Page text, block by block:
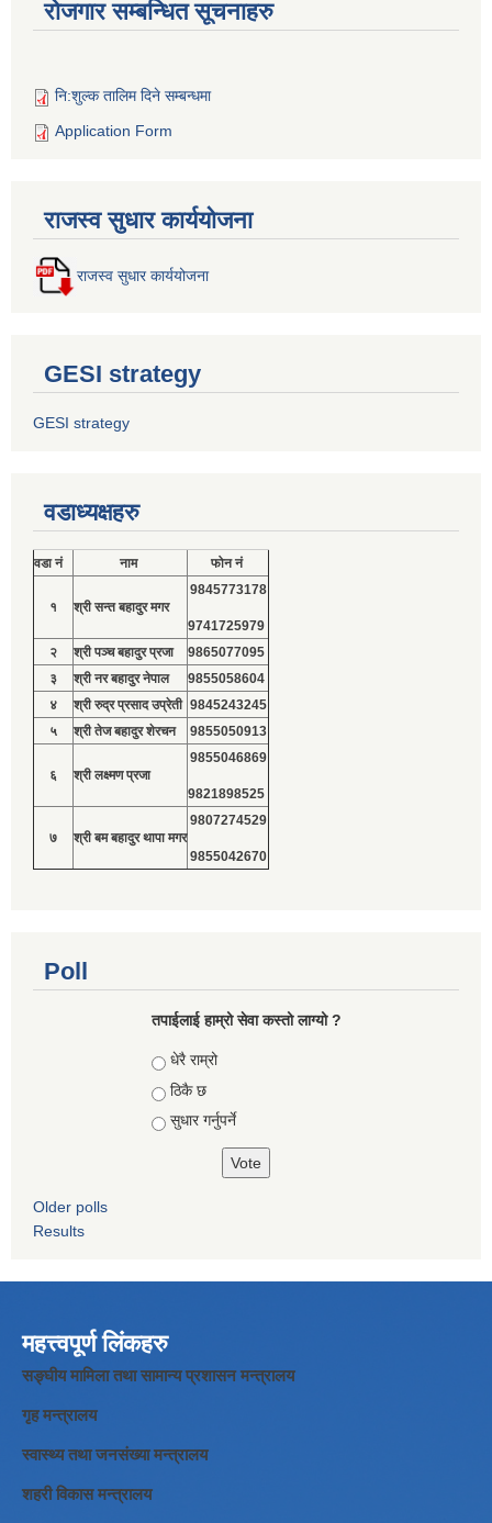
रोजगार सम्बन्धित सूचनाहरु
नि:शुल्क तालिम दिने सम्बन्धमा
Application Form
राजस्व सुधार कार्ययोजना
राजस्व सुधार कार्ययोजना
GESI strategy
GESI strategy
वडाध्यक्षहरु
वडा नं नाम फोन नं
१ श्री सन्त बहादुर मगर
9845773178
9741725979
२
श्री पञ्च बहादुर प्रजा
9865077095
३
श्री नर बहादुर नेपाल
9855058604
४
श्री रुद्र प्रसाद उप्रेती 9845243245
५
श्री तेज बहादुर शेरचन 9855050913
६ श्री लक्ष्मण प्रजा
9855046869
9821898525
७ श्री बम बहादुर थापा मगर
9807274529
9855042670
Poll
तपाईलाई हाम्रो सेवा कस्तो लाग्यो ?
Choices
धेरै राम्रो
ठिकै छ
सुधार गर्नुपर्ने
Older polls
Results
महत्त्वपूर्ण लिंकहरु
सङ्घीय मामिला तथा सामान्य प्रशासन मन्त्रालय
गृह मन्त्रालय
स्वास्थ्य तथा जनसंख्या मन्त्रालय
शहरी विकास मन्त्रालय